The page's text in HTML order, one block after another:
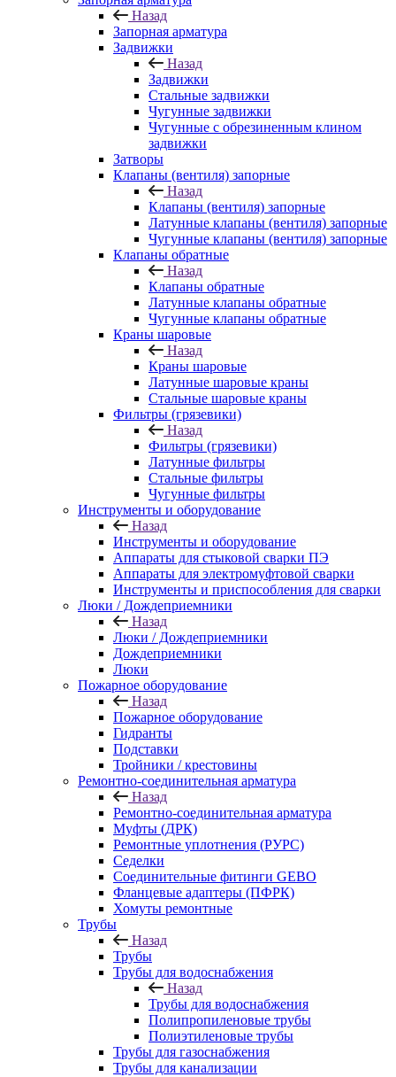
Назад
Запорная арматура
Задвижки
Назад
Задвижки
Стальные задвижки
Чугунные задвижки
Чугунные с обрезиненным клином
задвижки
Затворы
Клапаны (вентиля) запорные
Назад
Клапаны (вентиля) запорные
Латунные клапаны (вентиля) запорные
Чугунные клапаны (вентиля) запорные
Клапаны обратные
Назад
Клапаны обратные
Латунные клапаны обратные
Чугунные клапаны обратные
Краны шаровые
Назад
Краны шаровые
Латунные шаровые краны
Стальные шаровые краны
Фильтры (грязевики)
Назад
Фильтры (грязевики)
Латунные фильтры
Стальные фильтры
Чугунные фильтры
Инструменты и оборудование
Назад
Инструменты и оборудование
Аппараты для стыковой сварки ПЭ
Аппараты для электромуфтовой сварки
Инструменты и приспособления для сварки
Люки / Дождеприемники
Назад
Люки / Дождеприемники
Дождеприемники
Люки
Пожарное оборудование
Назад
Пожарное оборудование
Гидранты
Подставки
Тройники / крестовины
Ремонтно-соединительная арматура
Назад
Ремонтно-соединительная арматура
Муфты (ДРК)
Ремонтные уплотнения (РУРС)
Седелки
Соединительные фитинги GEBO
Фланцевые адаптеры (ПФРК)
Хомуты ремонтные
Трубы
Назад
Трубы
Трубы для водоснабжения
Назад
Трубы для водоснабжения
Полипропиленовые трубы
Полиэтиленовые трубы
Трубы для газоснабжения
Трубы для канализации